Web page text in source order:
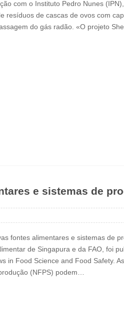
com o Instituto Pedro Nunes
resíduos de cascas de ovos com
do gás radão. «O projeto
e sistemas de
fontes alimentares e sistemas de
de Singapura e da FAO, foi
in Food Science and Food Safety.
(NFPS) podem…